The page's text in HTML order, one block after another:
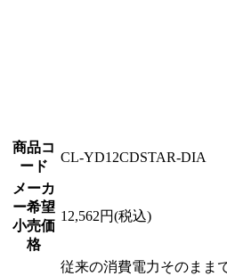
商品コ
ード
CL-YD12CDSTAR-DIA
メーカ
ー希望
小売価
格
12,562円(税込)
従来の消費電力そのまま